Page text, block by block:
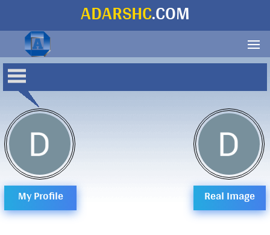
ADARSHC.COM
Dhiraj
saini
My Profile Real Image
Dhiraj saini का ID Nu. 1839 है,